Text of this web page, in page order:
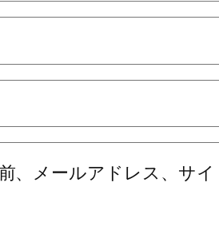
メールアドレス、サイ